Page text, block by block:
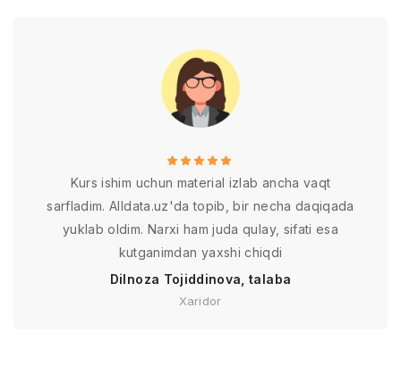
Kurs ishim uchun material izlab ancha vaqt
sarfladim. Alldata.uz'da topib, bir necha daqiqada
yuklab oldim. Narxi ham juda qulay, sifati esa
kutganimdan yaxshi chiqdi
Dilnoza Tojiddinova, talaba
Xaridor